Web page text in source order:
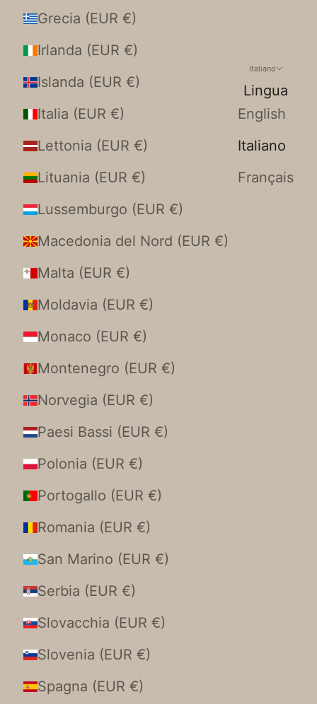
Grecia (EUR €)
Irlanda (EUR €)
Islanda (EUR €)
Italia (EUR €)
Lettonia (EUR €)
Lituania (EUR €)
Lussemburgo (EUR €)
Macedonia del Nord (EUR €)
Malta (EUR €)
Moldavia (EUR €)
Monaco (EUR €)
Montenegro (EUR €)
Norvegia (EUR €)
Paesi Bassi (EUR €)
Polonia (EUR €)
Portogallo (EUR €)
Romania (EUR €)
San Marino (EUR €)
Serbia (EUR €)
Slovacchia (EUR €)
Slovenia (EUR €)
Spagna (EUR €)
Italiano
Lingua
English
Italiano
Français